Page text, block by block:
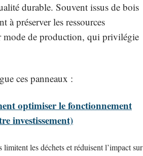
durable. Souvent issus de bois
à préserver les ressources
mode de production, qui privilégie
ces panneaux :
optimiser le fonctionnement
investissement)
les déchets et réduisent l’impact sur